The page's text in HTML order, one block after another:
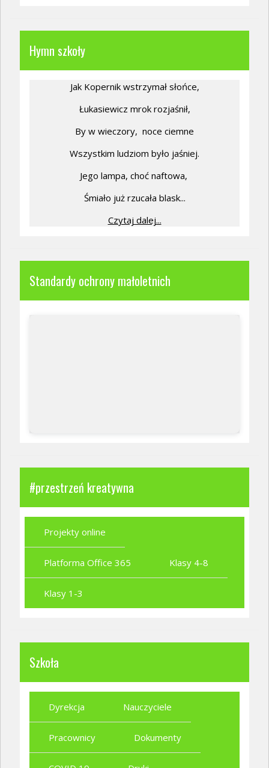
Hymn szkoły
Jak Kopernik wstrzymał słońce,
Łukasiewicz mrok rozjaśnił,
By w wieczory, noce ciemne
Wszystkim ludziom było jaśniej.
Jego lampa, choć naftowa,
Śmiało już rzucała blask...
Czytaj dalej...
Standardy ochrony małoletnich
#przestrzeń kreatywna
Projekty online
Platforma Office 365 Klasy 4-8
Klasy 1-3
Szkoła
Dyrekcja Nauczyciele
Pracownicy Dokumenty